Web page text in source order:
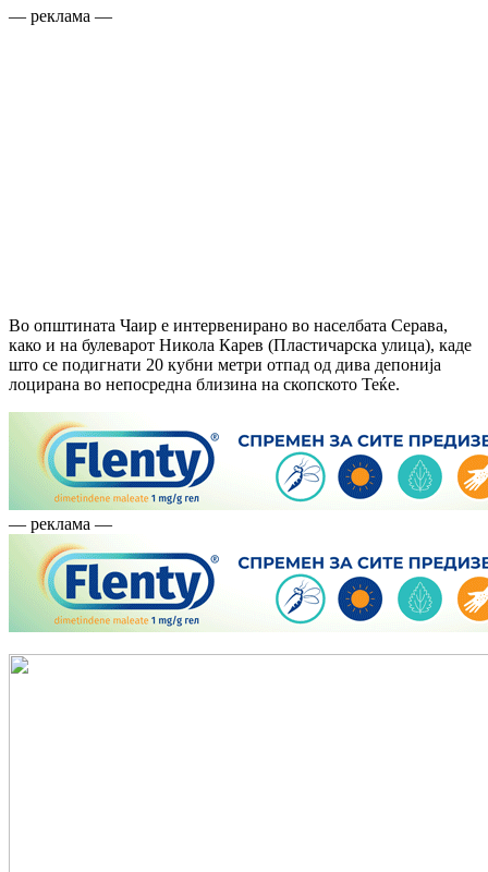
— реклама —
Во општината Чаир е интервенирано во населбата Серава,
како и на булеварот Никола Карев (Пластичарска улица), каде
што се подигнати 20 кубни метри отпад од дива депонија
лоцирана во непосредна близина на скопското Теќе.
— реклама —